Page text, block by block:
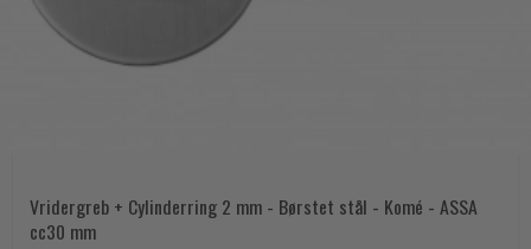
Vridergreb + Cylinderring 2 mm - Børstet stål - Komé - ASSA
cc30 mm